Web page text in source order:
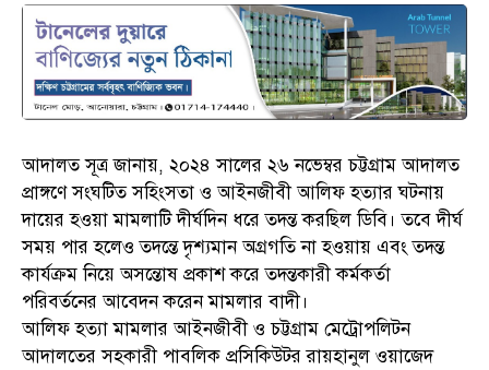
আদালত সূত্র জানায়, ২০২৪ সালের ২৬ নভেম্বর চট্টগ্রাম আদালত
প্রাঙ্গণে সংঘটিত সহিংসতা ও আইনজীবী আলিফ হত্যার ঘটনায়
দায়ের হওয়া মামলাটি দীর্ঘদিন ধরে তদন্ত করছিল ডিবি। তবে দীর্ঘ
সময় পার হলেও তদন্তে দৃশ্যমান অগ্রগতি না হওয়ায় এবং তদন্ত
কার্যক্রম নিয়ে অসন্তোষ প্রকাশ করে তদন্তকারী কর্মকর্তা
পরিবর্তনের আবেদন করেন মামলার বাদী।
আলিফ হত্যা মামলার আইনজীবী ও চট্টগ্রাম মেট্রোপলিটন
আদালতের সহকারী পাবলিক প্রসিকিউটর রায়হানুল ওয়াজেদ